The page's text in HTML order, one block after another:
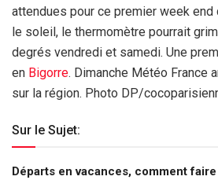
attendues pour ce premier week end
le soleil, le thermomètre pourrait
degrés vendredi et samedi. Une
en Bigorre. Dimanche Météo France
sur la région. Photo DP/
Sur le Sujet:
Départs en vacances, comment